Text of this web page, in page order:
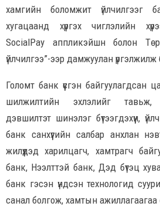
хамгийн боломжит үйлчилгээг
хугацаанд хүргэх чиглэлийн
SocialPay аппликэйшн болон
үйлчилгээ”-ээр дамжуулан
Голомт банк үүсгэн байгуулагдсан
шилжилтийн эхлэлийг
дэвшилтэт шинэлэг бүтээгдэхүүн,
банк санхүүгийн салбар анхлан
жилүүдэд харилцагч, хамтрагч
банк, Нээлттэй банк, Дэд бүтэц
банк гэсэн үндсэн технологид
санал болгож, хамтын ажиллагаагаа